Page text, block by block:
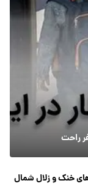
راحت
خنک و زلال شمال